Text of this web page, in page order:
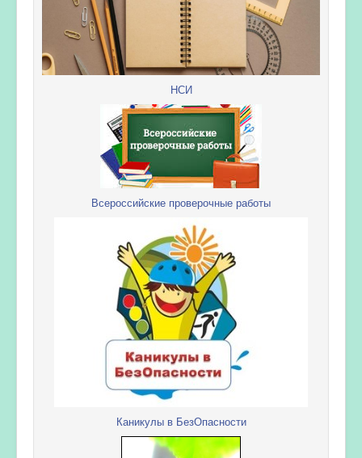
НСИ
Всероссийские проверочные работы
Каникулы в БезОпасности